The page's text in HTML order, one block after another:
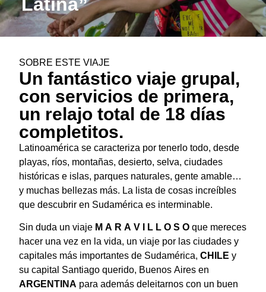
SOBRE ESTE VIAJE
Un fantástico viaje grupal,
con servicios de primera,
un relajo total de 18 días
completitos.
Latinoamérica se caracteriza por tenerlo todo, desde
playas, ríos, montañas, desierto, selva, ciudades
históricas e islas, parques naturales, gente amable…
y muchas bellezas más. La lista de cosas increíbles
que descubrir en Sudamérica es interminable.
Sin duda un viaje M A R A V I L L O S O que mereces
hacer una vez en la vida, un viaje por las ciudades y
capitales más importantes de Sudamérica, CHILE y
su capital Santiago querido, Buenos Aires en
ARGENTINA para además deleitarnos con un buen